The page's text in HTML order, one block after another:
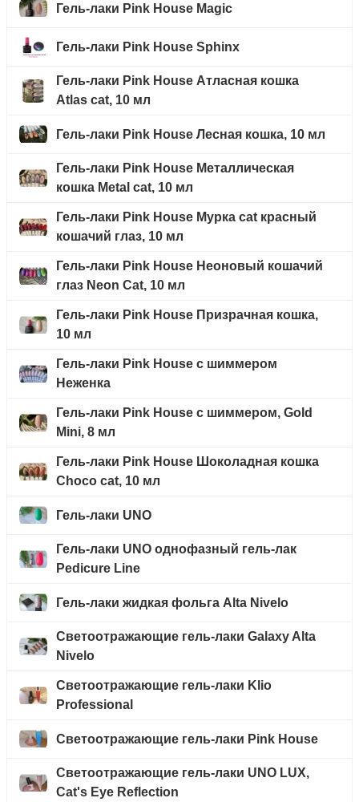
Гель-лаки Pink House Magic
Гель-лаки Pink House Sphinx
Гель-лаки Pink House Атласная кошка
Atlas cat, 10 мл
Гель-лаки Pink House Лесная кошка, 10 мл
Гель-лаки Pink House Металлическая
кошка Metal cat, 10 мл
Гель-лаки Pink House Мурка cat красный
кошачий глаз, 10 мл
Гель-лаки Pink House Неоновый кошачий
глаз Neon Cat, 10 мл
Гель-лаки Pink House Призрачная кошка,
10 мл
Гель-лаки Pink House с шиммером
Неженка
Гель-лаки Pink House с шиммером, Gold
Mini, 8 мл
Гель-лаки Pink House Шоколадная кошка
Choco cat, 10 мл
Гель-лаки UNO
Гель-лаки UNO однофазный гель-лак
Pedicure Line
Гель-лаки жидкая фольга Alta Nivelo
Светоотражающие гель-лаки Galaxy Alta
Nivelo
Светоотражающие гель-лаки Klio
Professional
Светоотражающие гель-лаки Pink House
Светоотражающие гель-лаки UNO LUX,
Cat's Eye Reflection